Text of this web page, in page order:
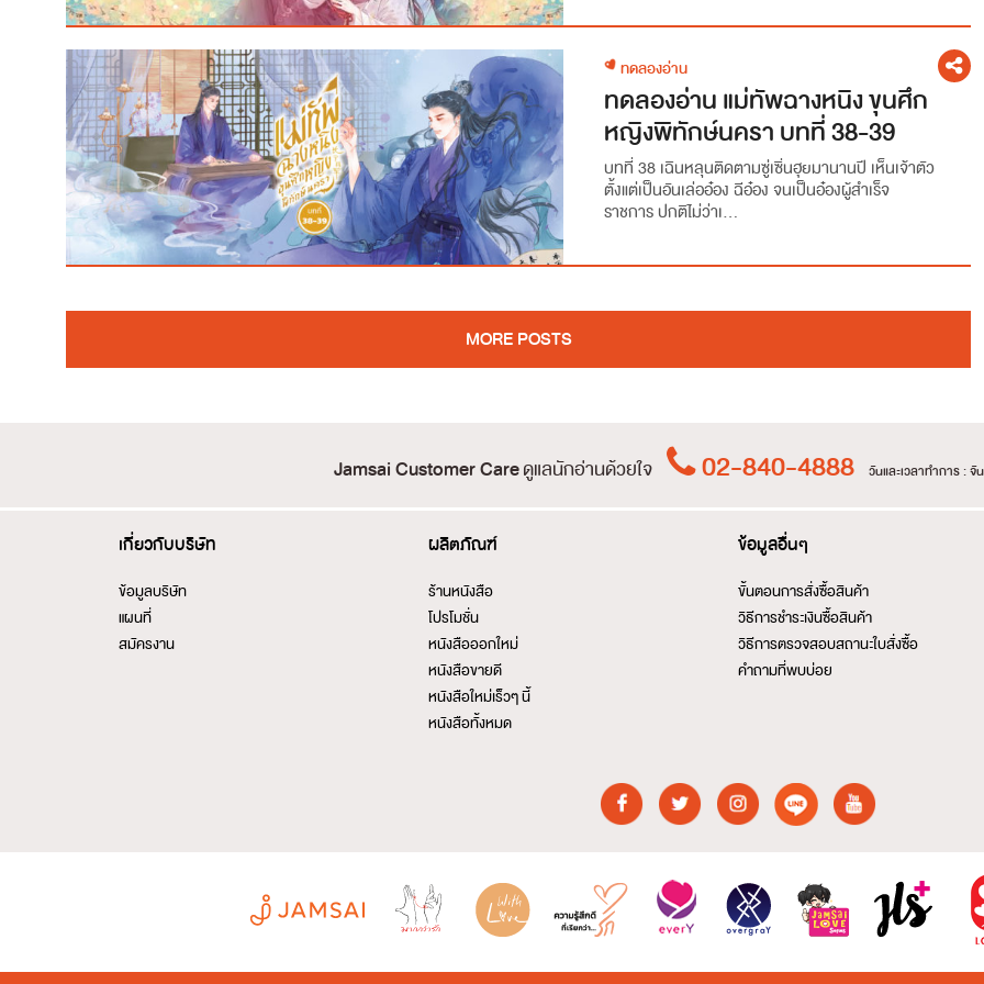
ทดลองอ่าน
ทดลองอ่าน แม่ทัพฉางหนิง ขุนศึก
หญิงพิทักษ์นครา บทที่ 38-39
บทที่ 38 เฉินหลุนติดตามซู่เซิ่นฮุยมานานปี เห็นเจ้าตัว
ตั้งแต่เป็นอันเล่ออ๋อง ฉีอ๋อง จนเป็นอ๋องผู้สำเร็จ
ราชการ ปกติไม่ว่าเ...
MORE POSTS
Jamsai Customer Careดูแลนักอ่านด้วยใจ 02-840-4888 วันและเวลาทำการ :
เกี่ยวกับบริษัท
ข้อมูลบริษัท
แผนที่
สมัครงาน
ผลิตภัณฑ์
ร้านหนังสือ
โปรโมชั่น
หนังสือออกใหม่
หนังสือขายดี
หนังสือใหม่เร็วๆ นี้
หนังสือทั้งหมด
ข้อมูลอื่นๆ
ขั้นตอนการสั่งซื้อสินค้า
วิธีการชำระเงินซื้อสินค้า
วิธีการตรวจสอบสถานะใบสั่งซื้อ
คำถามที่พบบ่อย